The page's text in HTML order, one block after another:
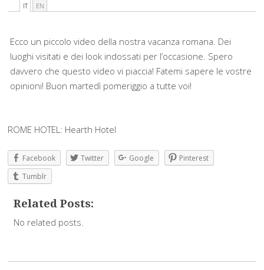
IT EN
Ecco un piccolo video della nostra vacanza romana. Dei
luoghi visitati e dei look indossati per l’occasione. Spero
davvero che questo video vi piaccia! Fatemi sapere le vostre
opinioni! Buon martedì pomeriggio a tutte voi!
ROME HOTEL: Hearth Hotel
Facebook Twitter Google
Pinterest
Tumblr
Related Posts:
No related posts.